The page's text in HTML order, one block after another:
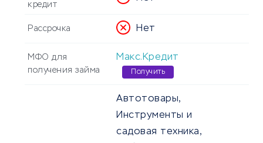
кредит
Рассрочка Нет
МФО для
получения займа
Макс.Кредит
Получить
Автотовары,
Инструменты и
садовая техника,